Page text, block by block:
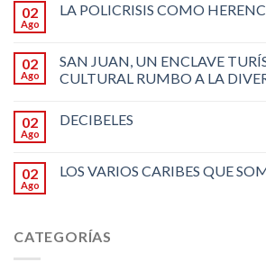
02
Ago
LA POLICRISIS COMO
02
Ago
SAN JUAN, UN ENCLAVE
CULTURAL RUMBO A LA
02
Ago
DECIBELES
02
Ago
LOS VARIOS CARIBES QUE
CATEGORÍAS